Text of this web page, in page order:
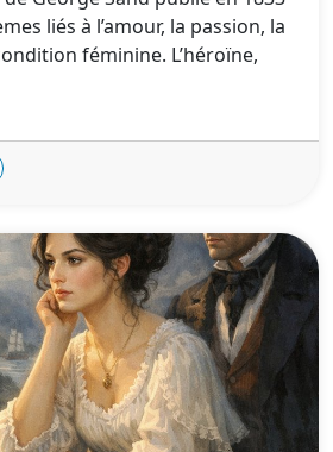
liés à l’amour, la passion, la
féminine. L’héroïne,